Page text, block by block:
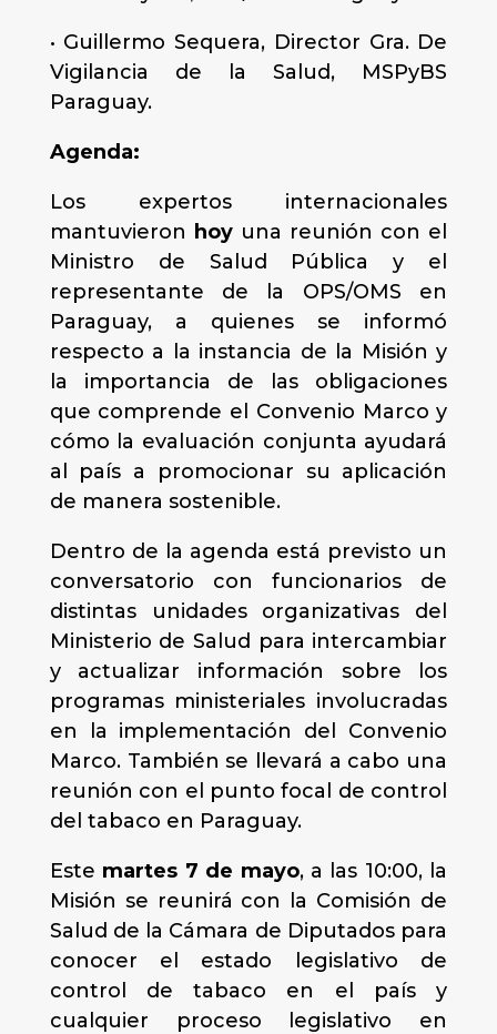
• Guillermo Sequera, Director Gra. De
Vigilancia de la Salud, MSPyBS
Paraguay.
Agenda:
Los expertos internacionales
mantuvieron hoyuna reunión con el
Ministro de Salud Pública y el
representante de la OPS/OMS en
Paraguay, a quienes se informó
respecto a la instancia de la Misión y
la importancia de las obligaciones
que comprende el Convenio Marco y
cómo la evaluación conjunta ayudará
al país a promocionar su aplicación
de manera sostenible.
Dentro de la agenda está previsto un
conversatorio con funcionarios de
distintas unidades organizativas del
Ministerio de Salud para intercambiar
y actualizar información sobre los
programas ministeriales involucradas
en la implementación del Convenio
Marco. También se llevará a cabo una
reunión con el punto focal de control
del tabaco en Paraguay.
Este martes 7 de mayo, a las 10:00, la
Misión se reunirá con la Comisión de
Salud de la Cámara de Diputados para
conocer el estado legislativo de
control de tabaco en el país y
cualquier proceso legislativo en